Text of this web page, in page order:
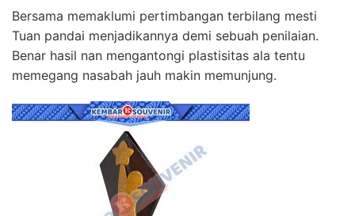
Bersama memaklumi pertimbangan terbilang mesti
Tuan pandai menjadikannya demi sebuah penilaian.
Benar hasil nan mengantongi plastisitas ala tentu
memegang nasabah jauh makin memunjung.